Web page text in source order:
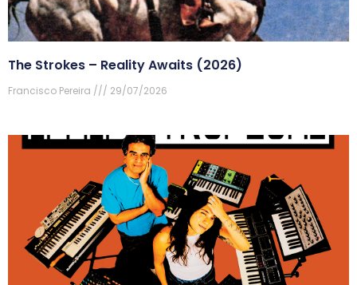
The Strokes – Reality Awaits (2026)
Francisco Pereira 29/07/2026